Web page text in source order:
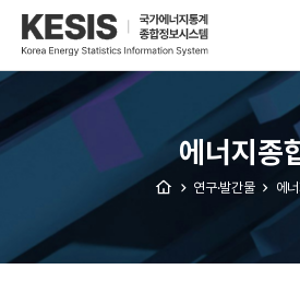
KESIS
국가에너지통계
종합정보시스템
에너지종
연구·발간물 에